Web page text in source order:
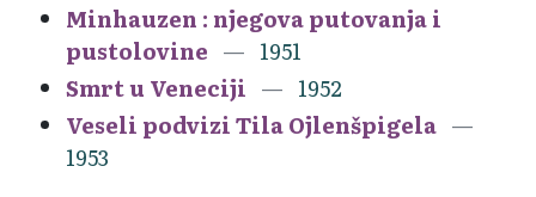
Minhauzen : njegova putovanja i
pustolovine
1951
Smrt u Veneciji
1952
Veseli podvizi Tila Ojlenšpigela
1953